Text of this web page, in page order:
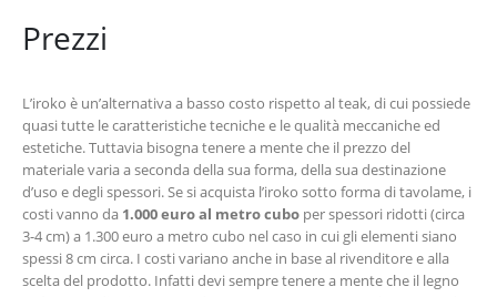
Prezzi
L’iroko è un’alternativa a basso costo rispetto al teak, di cui possiede
quasi tutte le caratteristiche tecniche e le qualità meccaniche ed
estetiche. Tuttavia bisogna tenere a mente che il prezzo del
materiale varia a seconda della sua forma, della sua destinazione
d’uso e degli spessori. Se si acquista l’iroko sotto forma di tavolame, i
costi vanno da 1.000 euro al metro cubo per spessori ridotti (circa
3-4 cm) a 1.300 euro a metro cubo nel caso in cui gli elementi siano
spessi 8 cm circa. I costi variano anche in base al rivenditore e alla
scelta del prodotto. Infatti devi sempre tenere a mente che il legno